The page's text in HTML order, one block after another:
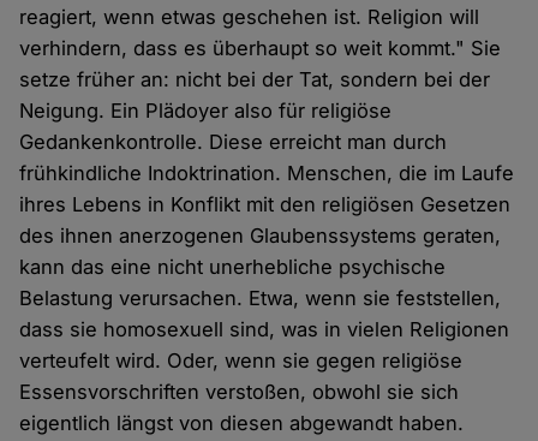
reagiert, wenn etwas geschehen ist. Religion will
verhindern, dass es überhaupt so weit kommt." Sie
setze früher an: nicht bei der Tat, sondern bei der
Neigung. Ein Plädoyer also für religiöse
Gedankenkontrolle. Diese erreicht man durch
frühkindliche Indoktrination. Menschen, die im Laufe
ihres Lebens in Konflikt mit den religiösen Gesetzen
des ihnen anerzogenen Glaubenssystems geraten,
kann das eine nicht unerhebliche psychische
Belastung verursachen. Etwa, wenn sie feststellen,
dass sie homosexuell sind, was in vielen Religionen
verteufelt wird. Oder, wenn sie gegen religiöse
Essensvorschriften verstoßen, obwohl sie sich
eigentlich längst von diesen abgewandt haben.